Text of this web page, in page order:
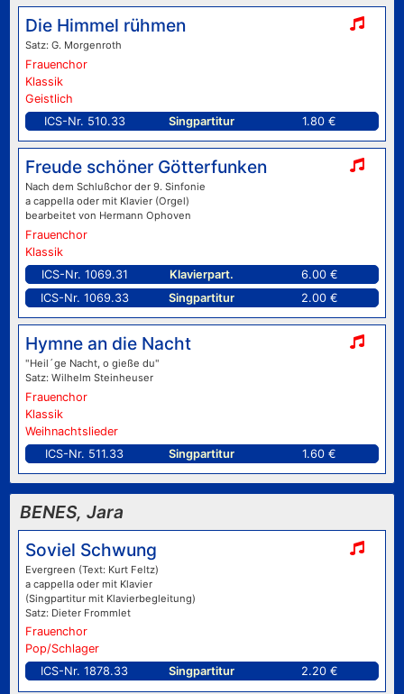
Die Himmel rühmen
Satz: G. Morgenroth
Frauenchor
Klassik
Geistlich
ICS-Nr. 510.33
Singpartitur 1.80 €
Freude schöner Götterfunken
Nach dem Schlußchor der 9. Sinfonie
a cappella oder mit Klavier (Orgel)
bearbeitet von Hermann Ophoven
Frauenchor
Klassik
ICS-Nr. 1069.31
Klavierpart.
6.00 €
ICS-Nr. 1069.33
Singpartitur 2.00 €
Hymne an die Nacht
"Heil´ge Nacht, o gieße du"
Satz: Wilhelm Steinheuser
Frauenchor
Klassik
Weihnachtslieder
ICS-Nr. 511.33
Singpartitur 1.60 €
BENES, Jara
Soviel Schwung
Evergreen (Text: Kurt Feltz)
a cappella oder mit Klavier
(Singpartitur mit Klavierbegleitung)
Satz: Dieter Frommlet
Frauenchor
Pop/Schlager
ICS-Nr. 1878.33
Singpartitur 2.20 €